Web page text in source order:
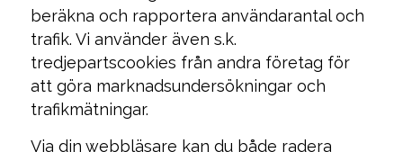
beräkna och rapportera användarantal och
trafik. Vi använder även s.k.
tredjepartscookies från andra företag för
att göra marknadsundersökningar och
trafikmätningar.
Via din webbläsare kan du både radera